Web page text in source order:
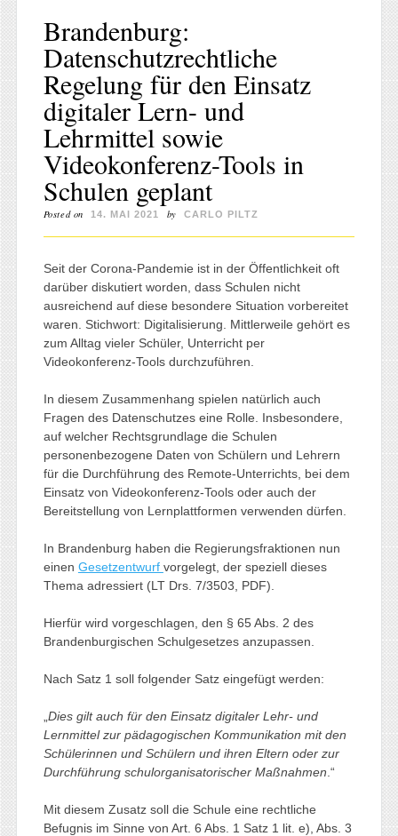
Brandenburg:
Datenschutzrechtliche
Regelung für den Einsatz
digitaler Lern- und
Lehrmittel sowie
Videokonferenz-Tools in
Schulen geplant
Posted on 14. MAI 2021 by CARLO PILTZ
Seit der Corona-Pandemie ist in der Öffentlichkeit oft
darüber diskutiert worden, dass Schulen nicht
ausreichend auf diese besondere Situation vorbereitet
waren. Stichwort: Digitalisierung. Mittlerweile gehört es
zum Alltag vieler Schüler, Unterricht per
Videokonferenz-Tools durchzuführen.
In diesem Zusammenhang spielen natürlich auch
Fragen des Datenschutzes eine Rolle. Insbesondere,
auf welcher Rechtsgrundlage die Schulen
personenbezogene Daten von Schülern und Lehrern
für die Durchführung des Remote-Unterrichts, bei dem
Einsatz von Videokonferenz-Tools oder auch der
Bereitstellung von Lernplattformen verwenden dürfen.
In Brandenburg haben die Regierungsfraktionen nun
einen Gesetzentwurf vorgelegt, der speziell dieses
Thema adressiert (LT Drs. 7/3503, PDF).
Hierfür wird vorgeschlagen, den § 65 Abs. 2 des
Brandenburgischen Schulgesetzes anzupassen.
Nach Satz 1 soll folgender Satz eingefügt werden:
Dies gilt auch für den Einsatz digitaler Lehr- und
Lernmittel zur pädagogischen Kommunikation mit den
Schülerinnen und Schülern und ihren Eltern oder zur
Durchführung schulorganisatorischer Maßnahmen .“
Mit diesem Zusatz soll die Schule eine rechtliche
Befugnis im Sinne von Art. 6 Abs. 1 Satz 1 lit. e), Abs. 3